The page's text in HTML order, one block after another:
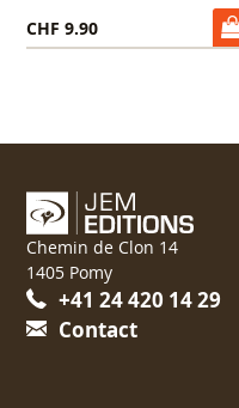
CHF 9.90
Chemin de Clon 14
1405 Pomy
+41 24 420 14 29
Contact